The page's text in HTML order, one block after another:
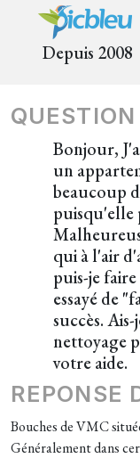
Depuis 2008
Bonjour,
un
beaucoup
puisqu'elle
qui à l'air
puis-je
essayé de
succès.
nettoyage
votre aide.
REPONSE
Bouches de VMC
Généralement dans